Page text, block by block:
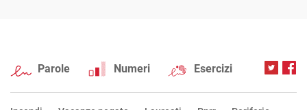
Parole Numeri Esercizi